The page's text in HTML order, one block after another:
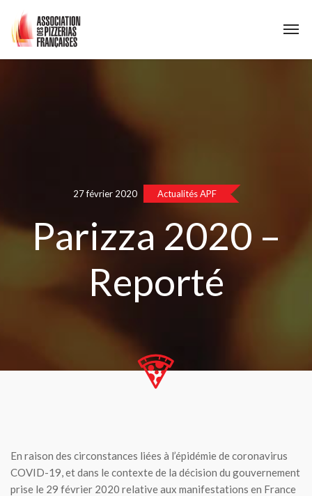
27 février 2020 Actualités APF
Parizza 2020 –
Reporté
En raison des circonstances liées à l’épidémie de coronavirus
COVID-19, et dans le contexte de la décision du gouvernement
prise le 29 février 2020 relative aux manifestations en France